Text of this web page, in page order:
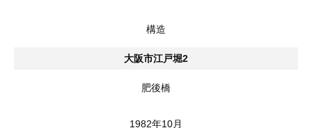
構造
大阪市江戸堀2
肥後橋
1982年10月